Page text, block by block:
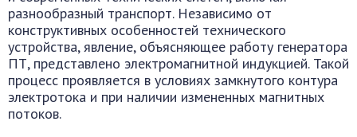
разнообразный транспорт. Независимо от
конструктивных особенностей технического
устройства, явление, объясняющее работу генератора
ПТ, представлено электромагнитной индукцией. Такой
процесс проявляется в условиях замкнутого контура
электротока и при наличии измененных магнитных
потоков.